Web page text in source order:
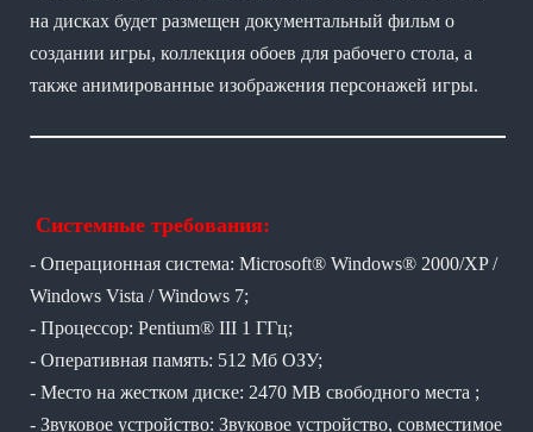
на дисках будет размещен документальный фильм о
создании игры, коллекция обоев для рабочего стола, а
также анимированные изображения персонажей игры.
Системные требования:
- Операционная система: Microsoft® Windows® 2000/XP /
Windows Vista / Windows 7;
- Процессор: Pentium® III 1 ГГц;
- Оперативная память: 512 Мб ОЗУ;
- Место на жестком диске: 2470 MB свободного места ;
- Звуковое устройство: Звуковое устройство, совместимое